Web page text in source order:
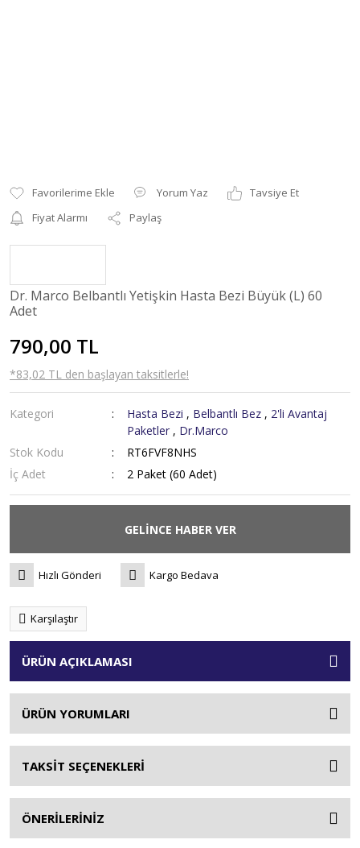
Yorum Yaz
Tavsiye Et
Fiyat Alarmı
Paylaş
Dr. Marco Belbantlı Yetişkin Hasta Bezi Büyük (L) 60
Adet
790,00 TL
*83,02 TL den başlayan taksitlerle!
Kategori Hasta Bezi , Belbantlı Bez , 2'li Avantaj
Paketler , Dr.Marco
Stok Kodu
RT6FVF8NHS
İç Adet
2 Paket (60 Adet)
GELİNCE HABER VER
Hızlı Gönderi Kargo Bedava
Karşılaştır
ÜRÜN AÇIKLAMASI
ÜRÜN YORUMLARI
TAKSİT SEÇENEKLERİ
ÖNERİLERİNİZ